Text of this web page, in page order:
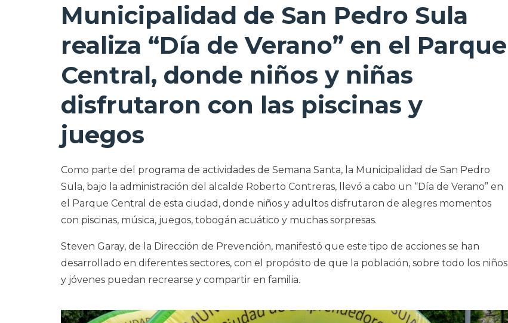
Municipalidad de San Pedro Sula
realiza “Día de Verano” en el Parque
Central, donde niños y niñas
disfrutaron con las piscinas y
juegos
Como parte del programa de actividades de Semana Santa, la Municipalidad de San Pedro
Sula, bajo la administración del alcalde Roberto Contreras, llevó a cabo un “Día de Verano” en
el Parque Central de esta ciudad, donde niños y adultos disfrutaron de alegres momentos
con piscinas, música, juegos, tobogán acuático y muchas sorpresas.
Steven Garay, de la Dirección de Prevención, manifestó que este tipo de acciones se han
desarrollado en diferentes sectores, con el propósito de que la población, sobre todo los niños
y jóvenes puedan recrearse y compartir en familia.